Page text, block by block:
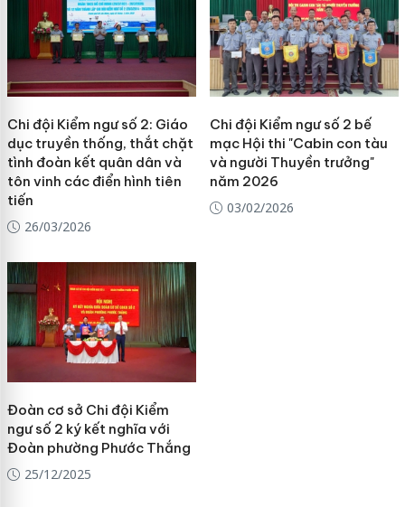
Chi đội Kiểm ngư số 2: Giáo
dục truyền thống, thắt chặt
tình đoàn kết quân dân và
tôn vinh các điển hình tiên
tiến
26/03/2026
Chi đội Kiểm ngư số 2 bế
mạc Hội thi "Cabin con tàu
và người Thuyền trưởng"
năm 2026
03/02/2026
Đoàn cơ sở Chi đội Kiểm
ngư số 2 ký kết nghĩa với
Đoàn phường Phước Thắng
25/12/2025